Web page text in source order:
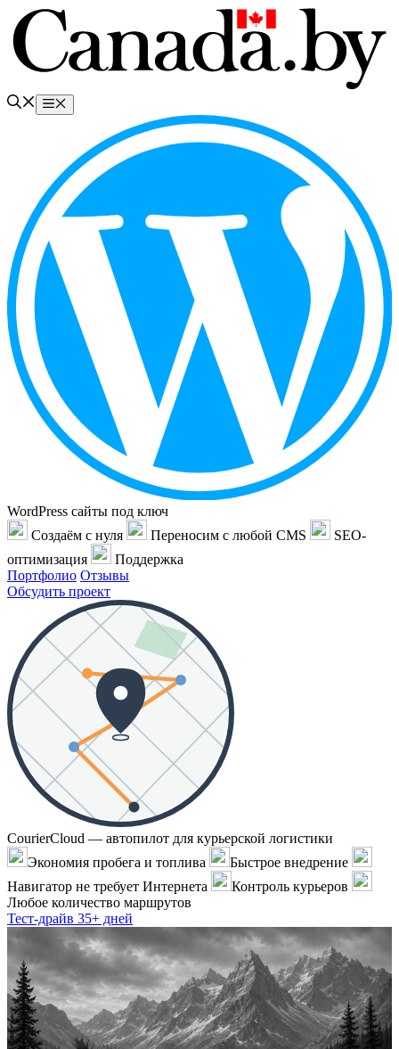
Перейти
содержимому
Меню
WordPress сайты под ключ
Создаём с нуля
Переносим с любой CMS
SEO-
оптимизация
Поддержка
Портфолио Отзывы
Обсудить проект
CourierCloud — автопилот для курьерской логистики
Экономия пробега и топлива
Быстрое внедрение
Навигатор не требует Интернета
Контроль курьеров
Любое количество маршрутов
Тест-драйв 35+ дней